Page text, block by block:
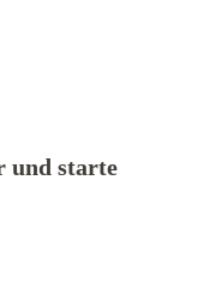
und starte